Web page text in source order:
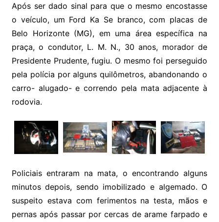
Após ser dado sinal para que o mesmo encostasse
o veículo, um Ford Ka Se branco, com placas de
Belo Horizonte (MG), em uma área específica na
praça, o condutor, L. M. N., 30 anos, morador de
Presidente Prudente, fugiu. O mesmo foi perseguido
pela polícia por alguns quilômetros, abandonando o
carro- alugado- e correndo pela mata adjacente à
rodovia.
Policiais entraram na mata, o encontrando alguns
minutos depois, sendo imobilizado e algemado. O
suspeito estava com ferimentos na testa, mãos e
pernas após passar por cercas de arame farpado e